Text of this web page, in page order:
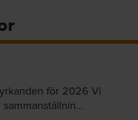
för 2026 Vi